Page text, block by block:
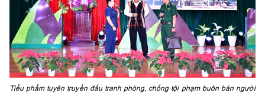
Tiểu phẩm tuyên truyền đấu tranh phòng, chống tội phạm buôn bán người